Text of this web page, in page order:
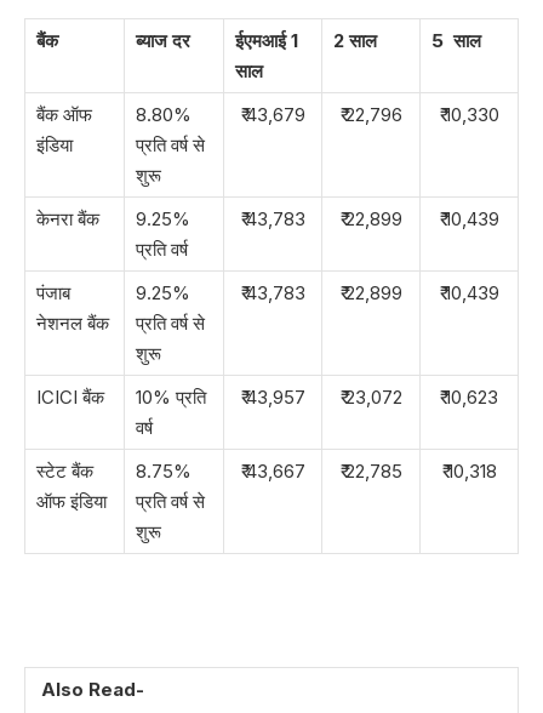
बैंक ब्याज दर
ईएमआई 1
साल
2 साल 5 साल
बैंक ऑफ
इंडिया
8.80%
प्रति वर्ष से
शुरू
₹ 43,679 ₹ 22,796 ₹ 10,330
केनरा बैंक
9.25%
प्रति वर्ष
₹ 43,783 ₹ 22,899 ₹ 10,439
पंजाब
नेशनल बैंक
9.25%
प्रति वर्ष से
शुरू
₹ 43,783 ₹ 22,899 ₹ 10,439
ICICI बैंक
10% प्रति
वर्ष
₹ 43,957 ₹ 23,072 ₹ 10,623
स्टेट बैंक
ऑफ इंडिया
8.75%
प्रति वर्ष से
शुरू
₹ 43,667 ₹ 22,785 ₹ 10,318
Also Read-